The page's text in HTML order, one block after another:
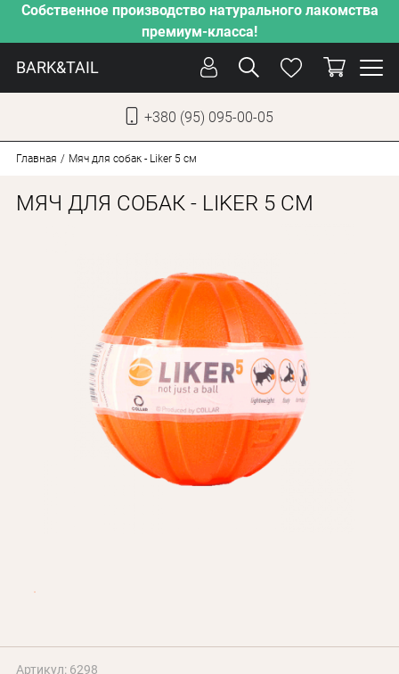
Собственное производство натурального лакомства
премиум-класса!
BARK&TAIL
+380 (95) 095-00-05
СОБАКИ
НАШЕ ПРОИЗВОДСТВО
НОВИНКИ
О КОМПАНИИ
БЛОГ
Оплата и доставка
Главная Мяч для собак - Liker 5 см
МЯЧ ДЛЯ СОБАК - LIKER 5 СМ
Артикул: 6298